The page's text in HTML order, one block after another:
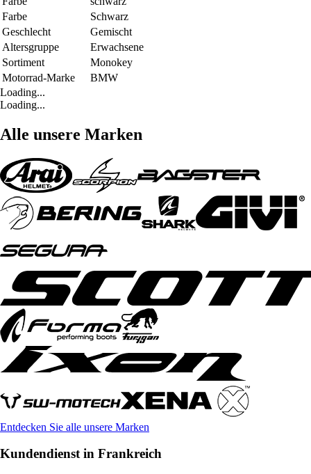
Farbe
Schwarz
Geschlecht
Gemischt
Altersgruppe
Erwachsene
Sortiment
Monokey
Motorrad-Marke
BMW
Loading...
Loading...
Alle unsere Marken
Entdecken Sie alle unsere Marken
Kundendienst in Frankreich